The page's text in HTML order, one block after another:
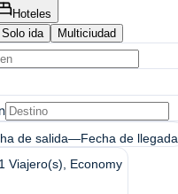
Hoteles
Solo ida Multiciudad
de salida—Fecha de llegada
1 Viajero(s) , Economy